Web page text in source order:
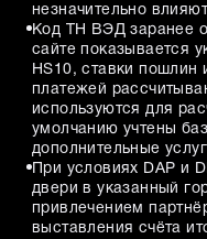
незначительно
Код ТН ВЭД заранее
сайте показывается
HS10, ставки пошлин
платежей
используются для
умолчанию учтены
дополнительные
При условиях DAP и
двери в указанный
привлечением
выставления счёта